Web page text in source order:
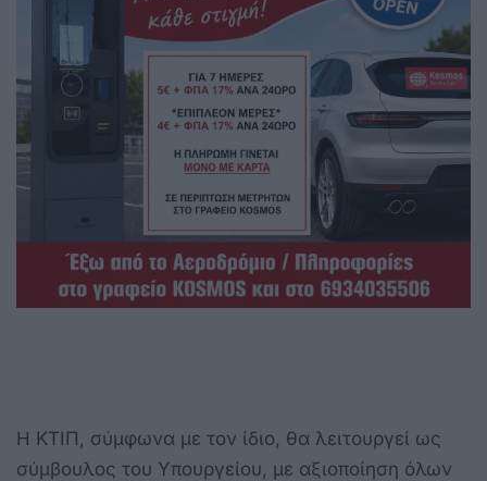
Η ΚΤΙΠ, σύμφωνα με τον ίδιο, θα λειτουργεί ως
σύμβουλος του Υπουργείου, με αξιοποίηση όλων